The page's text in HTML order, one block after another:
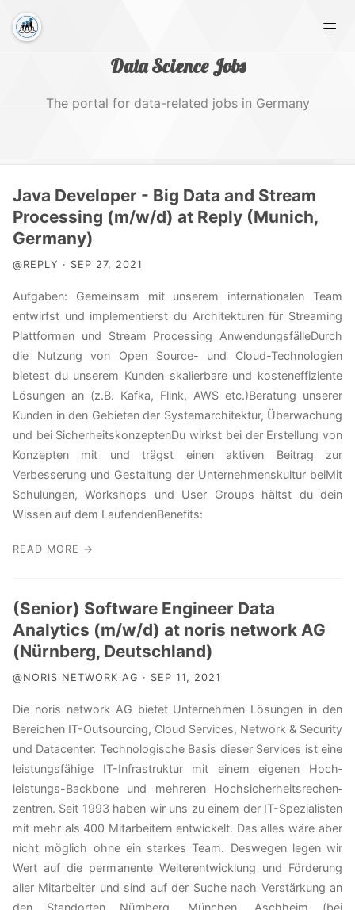
Data Science Jobs
The portal for data-related jobs in Germany
Home
Java Developer - Big Data and Stream
Processing (m/w/d) at Reply (Munich,
Germany)
@REPLY · SEP 27, 2021
Aufgaben: Gemeinsam mit unserem internationalen Team
entwirfst und implementierst du Architekturen für Streaming
Plattformen und Stream Processing AnwendungsfälleDurch
die Nutzung von Open Source- und Cloud-Technologien
bietest du unserem Kunden skalierbare und kosteneffiziente
Lösungen an (z.B. Kafka, Flink, AWS etc.)Beratung unserer
Kunden in den Gebieten der Systemarchitektur, Überwachung
und bei SicherheitskonzeptenDu wirkst bei der Erstellung von
Konzepten mit und trägst einen aktiven Beitrag zur
Verbesserung und Gestaltung der Unternehmenskultur beiMit
Schulungen, Workshops und User Groups hältst du dein
Wissen auf dem LaufendenBenefits:
READ MORE →
(Senior) Software Engineer Data
Analytics (m/w/d) at noris network AG
(Nürnberg, Deutschland)
@NORIS NETWORK AG · SEP 11, 2021
Die noris network AG bietet Unternehmen Lösungen in den
Bereichen IT-Outsourcing, Cloud Services, Network & Security
und Datacenter. Techno­lo­gische Basis dieser Services ist eine
leistungs­fähige IT-Infra­struktur mit einem eigenen Hoch­
leistungs-Backbone und mehreren Hoch­sicher­heits­rechen­
zentren. Seit 1993 haben wir uns zu einem der IT-Spezialisten
mit mehr als 400 Mit­arbeitern entwickelt. Das alles wäre aber
nicht möglich ohne ein starkes Team. Deswegen legen wir
Wert auf die permanente Weiter­ent­wicklung und Förderung
aller Mit­arbeiter und sind auf der Suche nach Ver­stärkung an
den Standorten Nürnberg, München, Aschheim (bei